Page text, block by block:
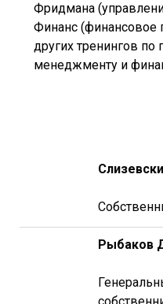
Фридмана
Финанс (финансовое
других тренингов по
менеджменту и
В жизни
задачи,
Рыбаков